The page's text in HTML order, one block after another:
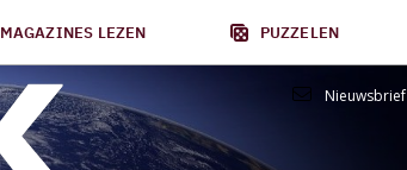
LEZEN PUZZELEN
Nieuwsbrief